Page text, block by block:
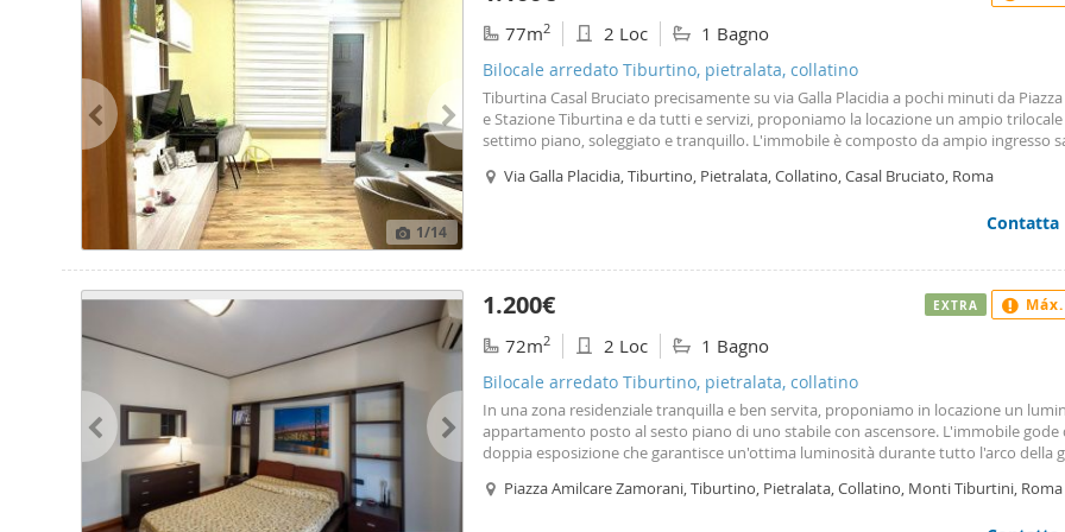
1/14
77m2 2 Loc 1 Bagno
Bilocale arredato Tiburtino, pietralata, collatino
Tiburtina Casal Bruciato precisamente su via Galla Placidia a pochi minuti da
e Stazione Tiburtina e da tutti e servizi, proponiamo la locazione un ampio trilocale
settimo piano, soleggiato e tranquillo. L'immobile è composto da ampio ingresso
di 12 mq. Ottima esposizione. Stabile con Portiere. L'immobile è arredato solo di
Via Galla Placidia, Tiburtino, Pietralata, Collatino, Casal Bruciato, Roma
Contatta
1.200€
72m2 2 Loc 1 Bagno
Bilocale arredato Tiburtino, pietralata, collatino
In una zona residenziale tranquilla e ben servita, proponiamo in locazione un
appartamento posto al sesto piano di uno stabile con ascensore. L'immobile gode
doppia esposizione che garantisce un'ottima luminosità durante tutto l'arco della
conduce all'accogliente soggiorno arredato con divano letto, una cucina separata
Piazza Amilcare Zamorani, Tiburtino, Pietralata, Collatino, Monti Tiburtini, Roma
EXTRA